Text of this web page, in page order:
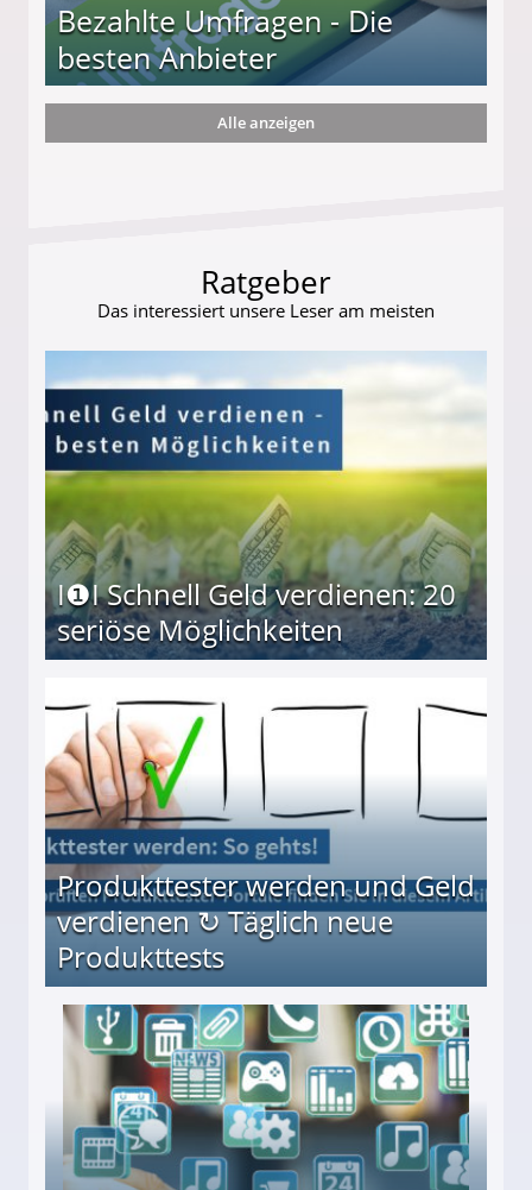
Bezahlte Umfragen - Die
besten Anbieter
Alle anzeigen
Ratgeber
Das interessiert unsere Leser am meisten
I❶I Schnell Geld verdienen: 20
seriöse Möglichkeiten
Produkttester werden und Geld
verdienen ↻ Täglich neue
Produkttests
↻ Täglich neue Produkttests